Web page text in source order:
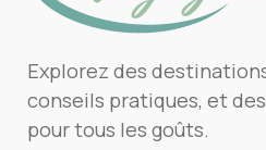
Explorez des
conseils pratiques, et
pour tous les goûts.